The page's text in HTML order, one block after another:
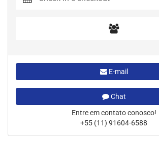
E-mail
Chat
Entre em contato conosco!
+55 (11) 91604-6588